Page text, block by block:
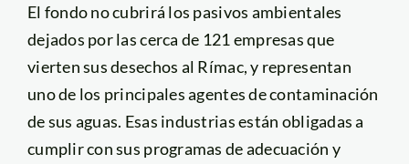
El fondo no cubrirá los pasivos ambientales
dejados por las cerca de 121 empresas que
vierten sus desechos al Rímac, y representan
uno de los principales agentes de contaminación
de sus aguas. Esas industrias están obligadas a
cumplir con sus programas de adecuación y